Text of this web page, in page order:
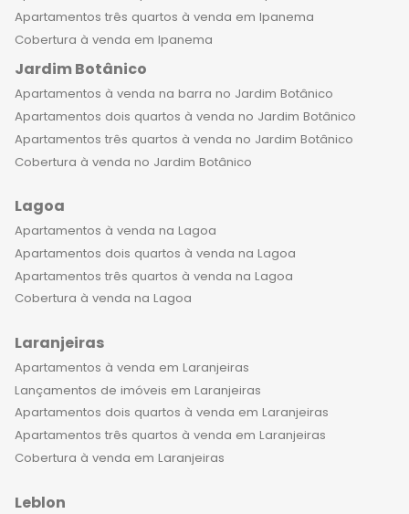
de lazer, cultura, compras e serviços
de alta qualidade. Desde os jardins do
icônico Jardim Botânico até os
shoppings e restaurantes mais
sofisticados da cidade, você encontra
tudo o que precisa para viver com
excelência. Não perca mais tempo
todas as suas expectativas. Entre em
contato agora e agende uma visita
aos apartamentos de luxo à venda no
Jardim Botânico. Aqui, você
encontrará um lar que supera todas
uma experiência única de sofisticação
e conforto. Seja bem-vindo ao seu
novo lar!
Apartamentos três quartos à venda em Ipanema
Cobertura à venda em Ipanema
Jardim Botânico
Apartamentos à venda na barra no Jardim Botânico
Apartamentos dois quartos à venda no Jardim Botânico
Apartamentos três quartos à venda no Jardim Botânico
Cobertura à venda no Jardim Botânico
Lagoa
Apartamentos à venda na Lagoa
Apartamentos dois quartos à venda na Lagoa
Apartamentos três quartos à venda na Lagoa
Cobertura à venda na Lagoa
Laranjeiras
Apartamentos à venda em Laranjeiras
Lançamentos de imóveis em Laranjeiras
Apartamentos dois quartos à venda em Laranjeiras
Apartamentos três quartos à venda em Laranjeiras
Cobertura à venda em Laranjeiras
Leblon